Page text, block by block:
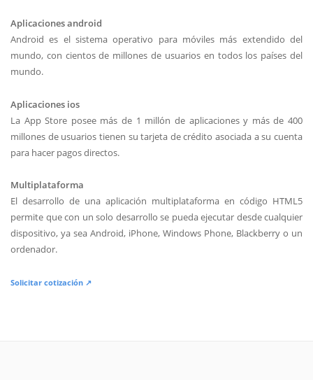
Aplicaciones android
Android es el sistema operativo para móviles más extendido del
mundo, con cientos de millones de usuarios en todos los países del
mundo.
Aplicaciones ios
La App Store posee más de 1 millón de aplicaciones y más de 400
millones de usuarios tienen su tarjeta de crédito asociada a su cuenta
para hacer pagos directos.
Multiplataforma
El desarrollo de una aplicación multiplataforma en código HTML5
permite que con un solo desarrollo se pueda ejecutar desde cualquier
dispositivo, ya sea Android, iPhone, Windows Phone, Blackberry o un
ordenador.
Solicitar cotización ↗